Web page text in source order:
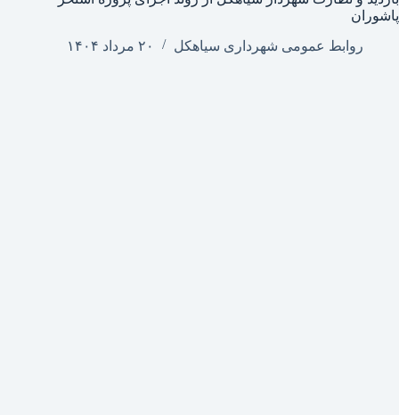
پاشوران
روابط عمومی شهرداری سیاهکل
۲۰ مرداد ۱۴۰۴